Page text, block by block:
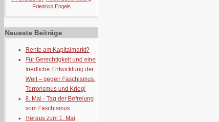
Friedrich Engels
Neueste Beiträge
Rente am Kapitalmarkt?
Für Gerechtigkeit und eine
friedliche Entwicklung der
Welt – gegen Faschismus,
Terrorismus und Krieg!
8. Mai - Tag der Befreiung
vom Faschismus
Heraus zum 1. Mai